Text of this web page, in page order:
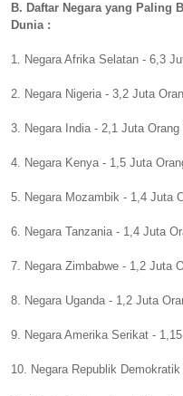
B. Daftar Negara yang Paling
Dunia :
1. Negara Afrika Selatan - 6,3
2. Negara Nigeria - 3,2 Juta
3. Negara India - 2,1 Juta Orang
4. Negara Kenya - 1,5 Juta
5. Negara Mozambik - 1,4 Juta
6. Negara Tanzania - 1,4 Juta
7. Negara Zimbabwe - 1,2 Juta
8. Negara Uganda - 1,2 Juta
9. Negara Amerika Serikat -
10. Negara Republik